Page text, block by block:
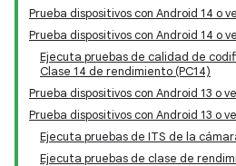
Prueba dispositivos con Android 14 o
Prueba dispositivos con Android 14 o
Ejecuta pruebas de calidad de
Clase 14 de rendimiento (PC14)
Prueba dispositivos con Android 13 o
Prueba dispositivos con Android 13 o
Ejecuta pruebas de ITS de la
Ejecuta pruebas de clase de